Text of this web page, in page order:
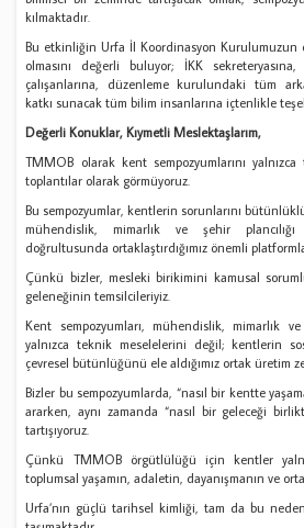
kılmaktadır.
Bu etkinliğin Urfa İl Koordinasyon Kurulumuzun
olmasını değerli buluyor; İKK sekreteryasına,
çalışanlarına, düzenleme kurulundaki tüm
katkı sunacak tüm bilim insanlarına içtenlikle
Değerli Konuklar, Kıymetli Meslektaşlarım,
TMMOB olarak kent sempozyumlarını yalnızca
toplantılar olarak görmüyoruz.
Bu sempozyumlar, kentlerin sorunlarını bütünlüklü
mühendislik, mimarlık ve şehir
doğrultusunda ortaklaştırdığımız önemli
Çünkü bizler, mesleki birikimini kamusal
geleneğinin temsilcileriyiz.
Kent sempozyumları, mühendislik, mimarlık ve
yalnızca teknik meselelerini değil; kentlerin
çevresel bütünlüğünü ele aldığımız ortak üretim
Bizler bu sempozyumlarda, “nasıl bir kentte
ararken, aynı zamanda “nasıl bir geleceği
tartışıyoruz.
Çünkü TMMOB örgütlülüğü için kentler
toplumsal yaşamın, adaletin, dayanışmanın ve
Urfa’nın güçlü tarihsel kimliği, tam da bu